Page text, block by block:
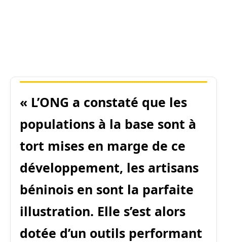
« L’ONG a constaté que les
populations à la base sont à
tort mises en marge de ce
développement, les artisans
béninois en sont la parfaite
illustration. Elle s’est alors
dotée d’un outils performant